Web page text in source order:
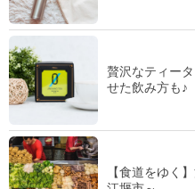
贅沢なティー
せた飲み方も♪
【食道をゆく